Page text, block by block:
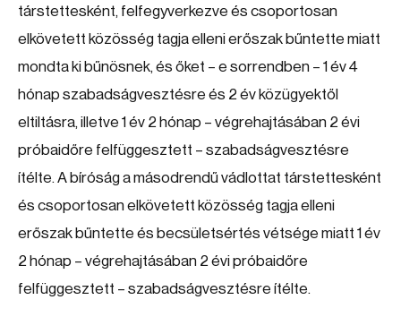
társtettesként, felfegyverkezve és csoportosan
elkövetett közösség tagja elleni erőszak bűntette miatt
mondta ki bűnösnek, és őket – e sorrendben – 1 év 4
hónap szabadságvesztésre és 2 év közügyektől
eltiltásra, illetve 1 év 2 hónap – végrehajtásában 2 évi
próbaidőre felfüggesztett – szabadságvesztésre
ítélte. A bíróság a másodrendű vádlottat társtettesként
és csoportosan elkövetett közösség tagja elleni
erőszak bűntette és becsületsértés vétsége miatt 1 év
2 hónap – végrehajtásában 2 évi próbaidőre
felfüggesztett – szabadságvesztésre ítélte.